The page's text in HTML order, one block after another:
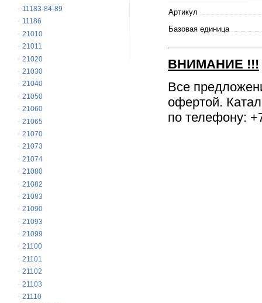
11183-84-89
11186
21010
21011
21020
21030
21040
21050
21060
21065
21070
21073
21074
21080
21082
21083
21090
21093
21099
21100
21101
21102
21103
21110
Артикул
Базовая единица
ВНИМАНИЕ !!!
Все
офертой.
по телефону: